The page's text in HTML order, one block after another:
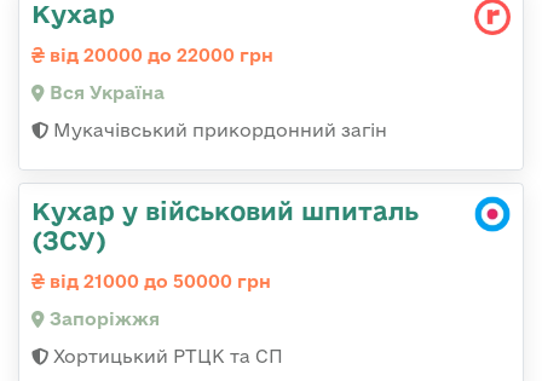
Кухар
від 20000 до 22000 грн
Вся Україна
Мукачівський прикордонний загін
Кухар у військовий шпиталь
(ЗСУ)
від 21000 до 50000 грн
Запоріжжя
Хортицький РТЦК та СП